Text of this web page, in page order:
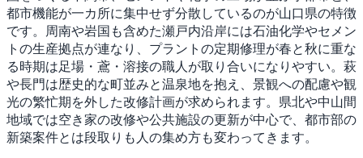
都市機能が一カ所に集中せず分散しているのが山口県の特徴
です。周南や岩国も含めた瀬戸内沿岸には石油化学やセメン
トの生産拠点が連なり、プラントの定期修理が春と秋に重な
る時期は足場・鳶・溶接の職人が取り合いになりやすい。萩
や長門は歴史的な町並みと温泉地を抱え、景観への配慮や観
光の繁忙期を外した改修計画が求められます。県北や中山間
地域では空き家の改修や公共施設の更新が中心で、都市部の
新築案件とは段取りも人の集め方も変わってきます。